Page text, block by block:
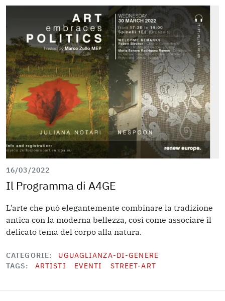
16/03/2022
Il Programma di A4GE
L’arte che può elegantemente combinare la tradizione
antica con la moderna bellezza, così come associare il
delicato tema del corpo alla natura.
CATEGORIE
UGUAGLIANZA-DI-GENERE
TAGS
ARTISTI EVENTI STREET-ART